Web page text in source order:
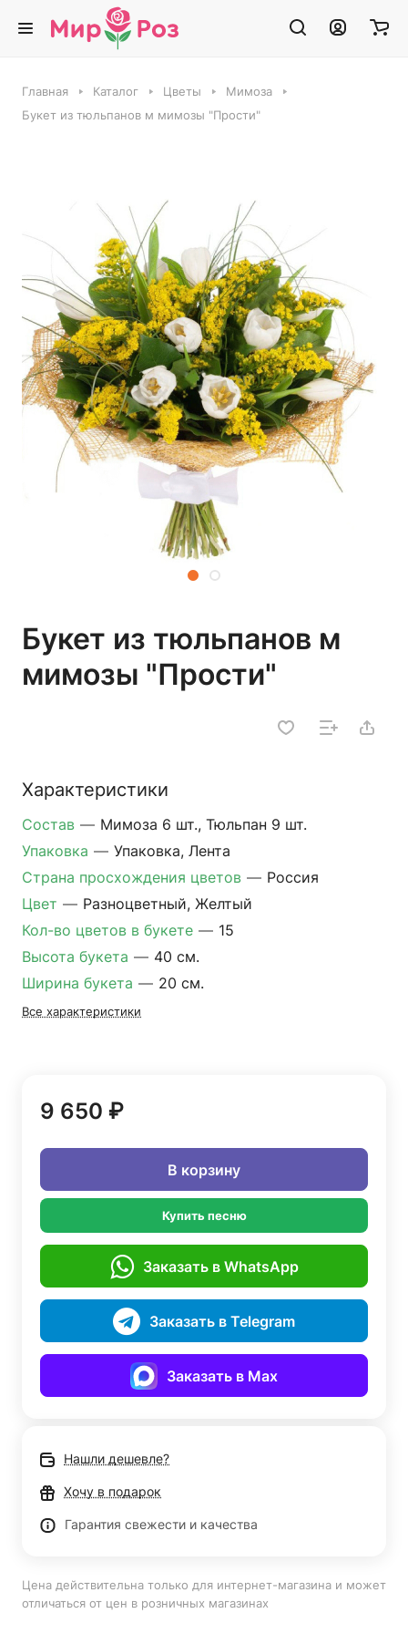
Главная Каталог Цветы
Мимоза
Букет из тюльпанов м мимозы "Прости"
Букет из тюльпанов м
мимозы "Прости"
Характеристики
Состав — Мимоза 6 шт., Тюльпан 9 шт.
Упаковка — Упаковка, Лента
Страна просхождения цветов — Россия
Цвет — Разноцветный, Желтый
Кол-во цветов в букете — 15
Высота букета — 40 см.
Ширина букета — 20 см.
Все характеристики
9 650 ₽
В корзину
Купить песню
Заказать в WhatsApp
Заказать в Telegram
Заказать в Max
Нашли дешевле?
Хочу в подарок
Гарантия свежести и качества
Цена действительна только для интернет-магазина и может
отличаться от цен в розничных магазинах